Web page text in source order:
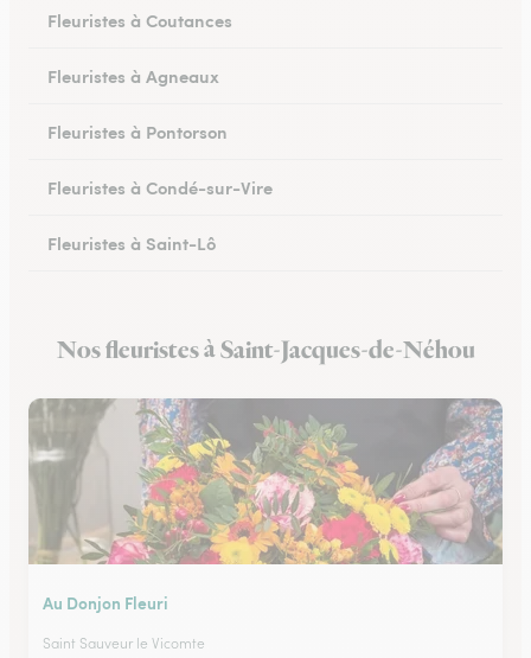
Fleuristes à Coutances
Fleuristes à Agneaux
Fleuristes à Pontorson
Fleuristes à Condé-sur-Vire
Fleuristes à Saint-Lô
Fleuristes à Granville
Nos fleuristes à Saint-Jacques-de-Néhou
Au Donjon Fleuri
Saint Sauveur le Vicomte